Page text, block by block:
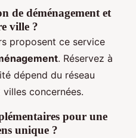
de déménagement et
ville ?
proposent ce service
. Réservez à
dépend du réseau
concernées.
pour une
unique ?